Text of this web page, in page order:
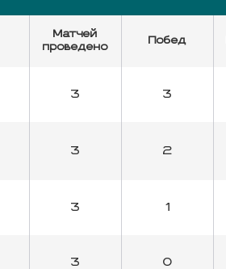
Матчей
проведено
Побед
3 3
3 2
3 1
3 0